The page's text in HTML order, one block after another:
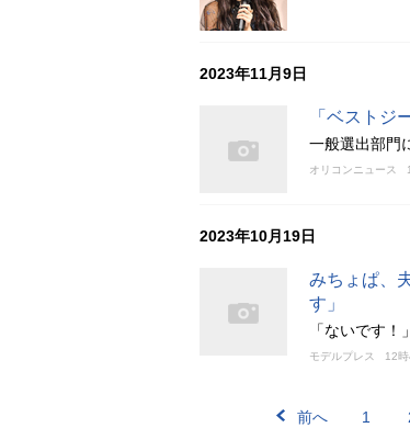
2023年11月9日
「ベストジ
一般選出部門
オリコンニュース
2023年10月19日
みちょぱ、
す」
「ないです
モデルプレス 12
前へ 1